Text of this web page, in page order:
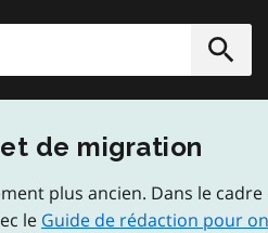
de migration
plus ancien. Dans le cadre
le Guide de rédaction pour